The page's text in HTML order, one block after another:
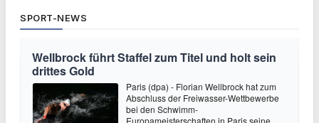
SPORT-NEWS
Wellbrock führt Staffel zum Titel und holt sein
drittes Gold
Paris (dpa) - Florian Wellbrock hat zum
Abschluss der Freiwasser-Wettbewerbe
bei den Schwimm-